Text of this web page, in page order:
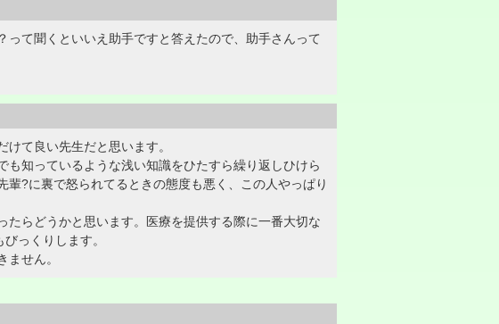
て聞くといいえ助手ですと答えたので、助手さんって
て良い先生だと思います。
知っているような浅い知識をひたすら繰り返しひけら
?に裏で怒られてるときの態度も悪く、この人やっぱり
らどうかと思います。医療を提供する際に一番大切な
っくりします。
せん。